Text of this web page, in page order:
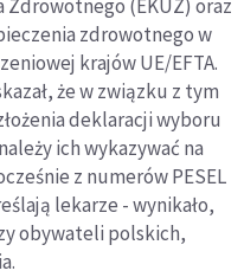
(EKUZ) oraz
zdrowotnego w
krajów UE/EFTA.
że w związku z tym
deklaracji wyboru
ich wykazywać na
z numerów PESEL
lekarze - wynikało,
obywateli polskich,